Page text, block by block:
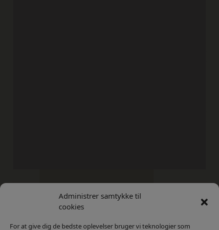
Administrer samtykke til
cookies
For at give dig de bedste oplevelser bruger vi teknologier som
Kontakt